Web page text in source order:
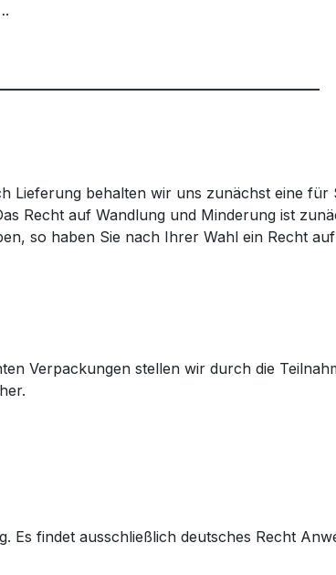
Lieferung behalten wir uns zunächst eine für
Recht auf Wandlung und Minderung ist
so haben Sie nach Ihrer Wahl ein Recht
Verpackungen stellen wir durch die
Es findet ausschließlich deutsches Recht